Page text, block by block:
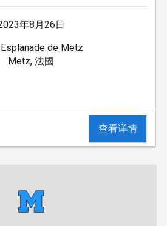
年8月26日
de Metz
Metz, 法國
查看详情